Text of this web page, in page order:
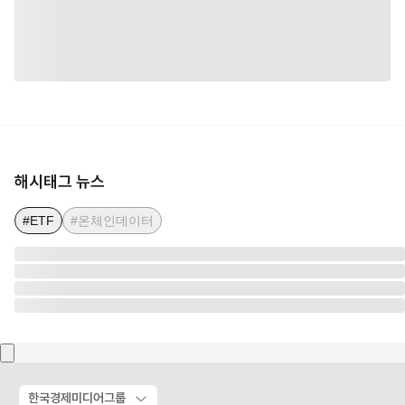
해시태그 뉴스
#ETF #온체인데이터
한국경제미디어그룹